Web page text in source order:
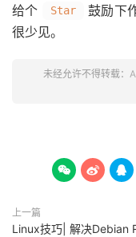
给个 Star 鼓励下
很少见。
未经允许不得转载：
  
上一篇
Linux技巧| 解决Debian